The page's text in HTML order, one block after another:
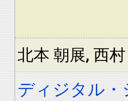
北本 朝展, 西
ディジタル